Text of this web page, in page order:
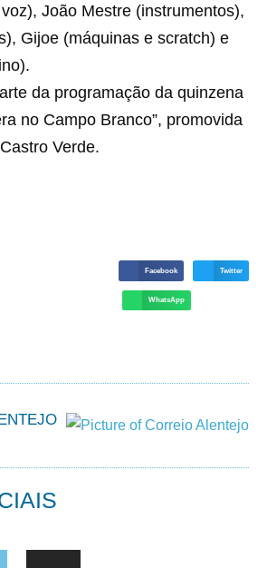
João Mestre (instrumentos),
Gijoe (máquinas e scratch) e
da programação da quinzena
no Campo Branco”, promovida
Verde.
Facebook Twitter
WhatsApp